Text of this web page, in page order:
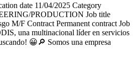
date 11/04/2025 Category
PRODUCTION Job title
M/F Contract Permanent contract Job
una multinacional líder en servicios
😀🔎 Somos una empresa